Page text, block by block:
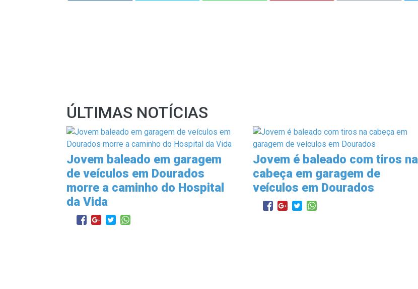
ÚLTIMAS NOTÍCIAS
Jovem baleado em garagem
de veículos em Dourados
morre a caminho do Hospital
da Vida
Jovem é baleado com tiros na
cabeça em garagem de
veículos em Dourados